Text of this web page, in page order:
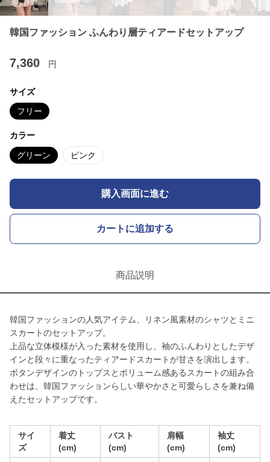
韓国ファッション ふんわり層ティアードセットアップ
7,360 円
サイズ
フリー
カラー
グリーン ピンク
購入画面に進む
カートに追加する
商品説明
韓国ファッションの人気アイテム、リネン風素材のシャツとミニ
スカートのセットアップ。
上品な立体模様が入った素材を使用し、袖のふんわりとしたデザ
インと段々に重なったティアードスカートが甘さを演出します。
ボタンデザインのトップスとボリューム感あるスカートの組み合
わせは、韓国ファッションらしい華やかさと可愛らしさを兼ね備
えたセットアップです。
サイ
ズ
着丈
(cm)
バスト
(cm)
肩幅
(cm)
袖丈
(cm)